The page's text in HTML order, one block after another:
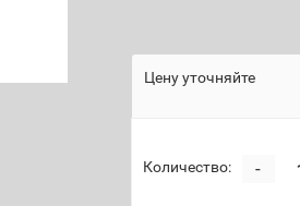
Цену уточняйте
Количество: -